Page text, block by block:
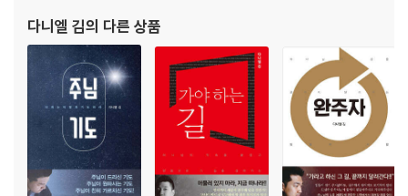
계획, 우리를 향하신 주님의 마음을 전한다.
다니엘 김의 다른 상품